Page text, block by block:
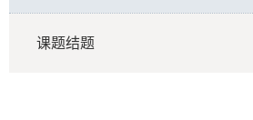
课题结题